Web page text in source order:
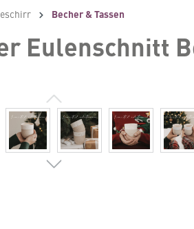
Becher & Tassen
Eulenschnitt